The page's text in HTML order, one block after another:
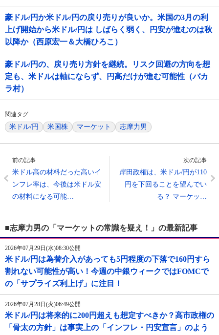
豪ドル/円か米ドル/円の戻り売りが良いか。米国の3月の利
上げ開始から米ドル/円は しばらく弱く、円安が進むのは秋
以降か（西原宏一＆大橋ひろこ）
豪ドル/円の、戻り売り方針を継続。リスク回避の方向を想
定も、米ドルは軸にならず、円高だけが進む可能性（バカ
ラ村）
関連タグ
米ドル/円 米国株 マーケット 志摩力男
前の記事
米ドル高の材料だった高いイ
ンフレ率は、今後は米ドル安
の材料になる可能…
次の記事
岸田政権は、米ドル/円が110
円を下回ることを望んでい
る？ マーケッ…
■志摩力男の「マーケットの常識を疑え！」の最新記事
2026年07月29日(水)08:30公開
米ドル/円は為替介入があっても5円程度の下落で160円すら
割れない可能性が高い！今週の中銀ウィークではFOMCで
の「サプライズ利上げ」に注目！
2026年07月28日(火)06:49公開
米ドル/円は将来的に200円超えも想定すべきか？高市政権の
「骨太の方針」は事実上の「インフレ・円安宣言」のよう